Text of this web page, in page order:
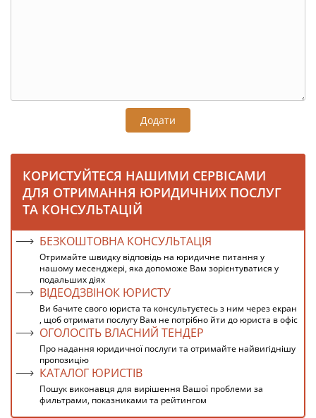
Додати
КОРИСТУЙТЕСЯ НАШИМИ СЕРВІСАМИ
ДЛЯ ОТРИМАННЯ ЮРИДИЧНИХ ПОСЛУГ
ТА КОНСУЛЬТАЦІЙ
БЕЗКОШТОВНА КОНСУЛЬТАЦІЯ
Отримайте швидку відповідь на юридичне питання у
нашому месенджері, яка допоможе Вам зорієнтуватися у
подальших діях
ВІДЕОДЗВІНОК ЮРИСТУ
Ви бачите свого юриста та консультуєтесь з ним через екран
, щоб отримати послугу Вам не потрібно йти до юриста в офіс
ОГОЛОСІТЬ ВЛАСНИЙ ТЕНДЕР
Про надання юридичної послуги та отримайте найвигіднішу
пропозицію
КАТАЛОГ ЮРИСТІВ
Пошук виконавця для вирішення Вашої проблеми за
фильтрами, показниками та рейтингом